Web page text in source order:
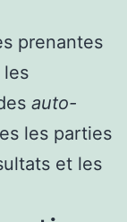
prenantes
les
auto-
les parties
et les